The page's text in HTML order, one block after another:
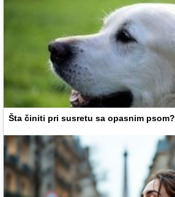
Šta činiti pri susretu sa opasnim psom?